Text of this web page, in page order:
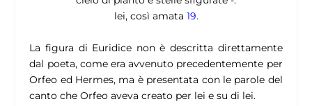
lei, così amata 19.
La figura di Euridice non è descritta direttamente
dal poeta, come era avvenuto precedentemente per
Orfeo ed Hermes, ma è presentata con le parole del
canto che Orfeo aveva creato per lei e su di lei.